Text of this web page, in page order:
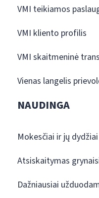
VMI teikiamos
VMI kliento profilis
VMI skaitmeninė
Vienas langelis
NAUDINGA
Mokesčiai ir jų dydžiai
Atsiskaitymas
Dažniausiai